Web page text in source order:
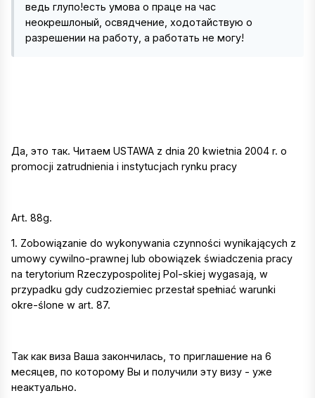
ведь глупо!есть умова о праце на час
неокрешлоный, освядчение, ходотайствую о
разрешении на работу, а работать не могу!
Да, это так. Читаем USTAWA z dnia 20 kwietnia 2004 r. o
promocji zatrudnienia i instytucjach rynku pracy
Art. 88g.
1. Zobowiązanie do wykonywania czynności wynikających z
umowy cywilno-prawnej lub obowiązek świadczenia pracy
na terytorium Rzeczypospolitej Pol-skiej wygasają, w
przypadku gdy cudzoziemiec przestał spełniać warunki
okre-ślone w art. 87.
Так как виза Ваша закончилась, то приглашение на 6
месяцев, по которому Вы и получили эту визу - уже
неактуально.